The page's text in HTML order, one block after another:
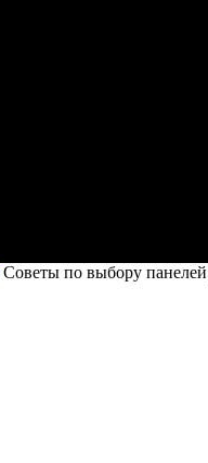
Советы по выбору панелей